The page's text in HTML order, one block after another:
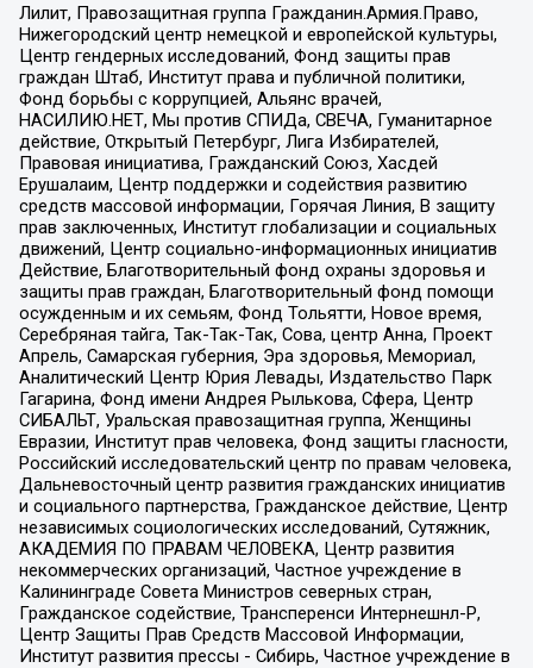
Лилит, Правозащитная группа Гражданин.Армия.Право,
Нижегородский центр немецкой и европейской культуры,
Центр гендерных исследований, Фонд защиты прав
граждан Штаб, Институт права и публичной политики,
Фонд борьбы с коррупцией, Альянс врачей,
НАСИЛИЮ.НЕТ, Мы против СПИДа, СВЕЧА, Гуманитарное
действие, Открытый Петербург, Лига Избирателей,
Правовая инициатива, Гражданский Союз, Хасдей
Ерушалаим, Центр поддержки и содействия развитию
средств массовой информации, Горячая Линия, В защиту
прав заключенных, Институт глобализации и социальных
движений, Центр социально-информационных инициатив
Действие, Благотворительный фонд охраны здоровья и
защиты прав граждан, Благотворительный фонд помощи
осужденным и их семьям, Фонд Тольятти, Новое время,
Серебряная тайга, Так-Так-Так, Сова, центр Анна, Проект
Апрель, Самарская губерния, Эра здоровья, Мемориал,
Аналитический Центр Юрия Левады, Издательство Парк
Гагарина, Фонд имени Андрея Рылькова, Сфера, Центр
СИБАЛЬТ, Уральская правозащитная группа, Женщины
Евразии, Институт прав человека, Фонд защиты гласности,
Российский исследовательский центр по правам человека,
Дальневосточный центр развития гражданских инициатив
и социального партнерства, Гражданское действие, Центр
независимых социологических исследований, Сутяжник,
АКАДЕМИЯ ПО ПРАВАМ ЧЕЛОВЕКА, Центр развития
некоммерческих организаций, Частное учреждение в
Калининграде Совета Министров северных стран,
Гражданское содействие, Трансперенси Интернешнл-Р,
Центр Защиты Прав Средств Массовой Информации,
Институт развития прессы - Сибирь, Частное учреждение в